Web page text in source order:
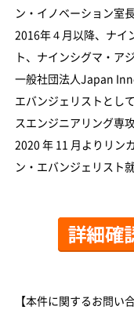
ン・イノベーション室長
2016年４月以降、ナイ
ト、ナインシグマ・ア
一般社団法人Japan
エバンジェリストとし
スエンジニアリング専
2020 年 11 月よりリン
ン・エバンジェリスト就
【本件に関するお問い